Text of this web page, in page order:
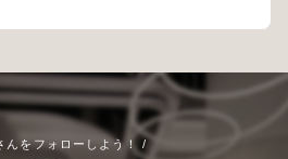
をフォローしよう！ /